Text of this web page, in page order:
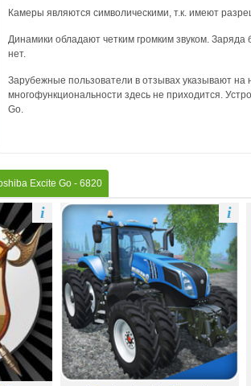
Камеры являются символическими, т.к. имеют
Динамики обладают четким громким звуком.
нет.
Зарубежные пользователи в отзывах указывают на
многофункциональности здесь не приходится.
Go.
Excite Go - 6820
i i